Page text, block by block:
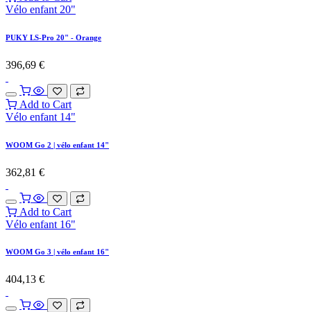
Vélo enfant 20"
PUKY LS-Pro 20" - Orange
396,69 €
Add to Cart
Vélo enfant 14"
WOOM Go 2 | vélo enfant 14"
362,81 €
Add to Cart
Vélo enfant 16"
WOOM Go 3 | vélo enfant 16"
404,13 €